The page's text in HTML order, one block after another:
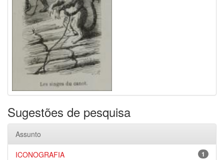
Sugestões de pesquisa
Assunto
1
ICONOGRAFIA